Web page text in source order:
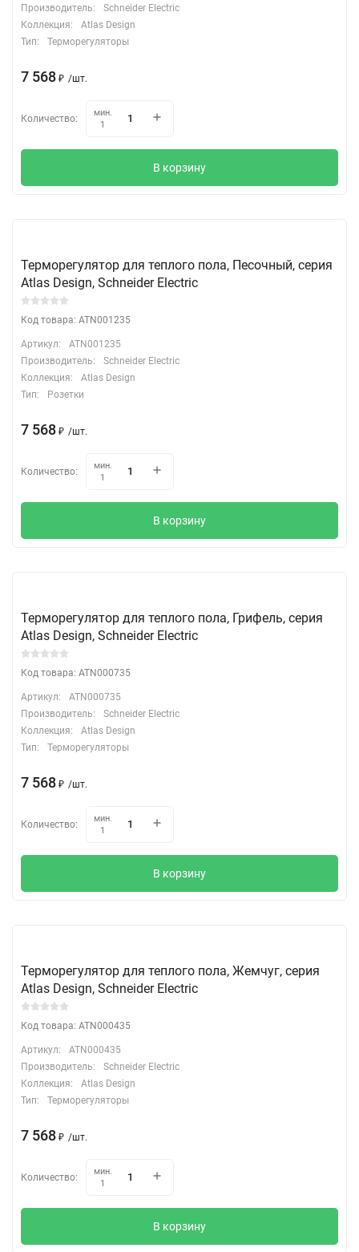
Производитель:
Schneider Electric
Коллекция:
Atlas Design
Тип:
Терморегуляторы
7 568 ₽ /шт.
Количество:
мин.
1
В корзину
Терморегулятор для теплого пола, Песочный, серия
Atlas Design, Schneider Electric
Код товара: ATN001235
Артикул:
ATN001235
Производитель:
Schneider Electric
Коллекция:
Atlas Design
Тип:
Розетки
7 568 ₽ /шт.
Количество:
мин.
1
В корзину
Терморегулятор для теплого пола, Грифель, серия
Atlas Design, Schneider Electric
Код товара: ATN000735
Артикул:
ATN000735
Производитель:
Schneider Electric
Коллекция:
Atlas Design
Тип:
Терморегуляторы
7 568 ₽ /шт.
Количество:
мин.
1
В корзину
Терморегулятор для теплого пола, Жемчуг, серия
Atlas Design, Schneider Electric
Код товара: ATN000435
Артикул:
ATN000435
Производитель:
Schneider Electric
Коллекция:
Atlas Design
Тип:
Терморегуляторы
7 568 ₽ /шт.
Количество:
мин.
1
В корзину